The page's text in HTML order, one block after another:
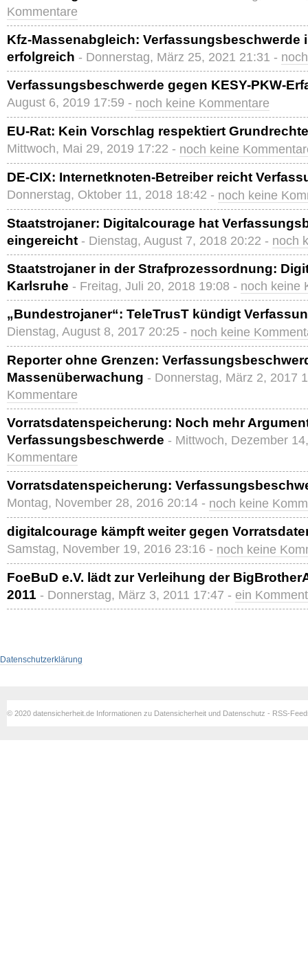
Kommentare
Kfz-Massenabgleich: Verfassungsbeschwerde
erfolgreich - Donnerstag, März 25, 2021 21:31 -
Verfassungsbeschwerde gegen KESY-PKW-
August 6, 2019 17:59 - noch keine Kommentare
EU-Rat: Kein Vorschlag respektiert
Mittwoch, Mai 29, 2019 17:22 - noch keine
DE-CIX: Internetknoten-Betreiber reicht
Donnerstag, Oktober 11, 2018 18:42 - noch keine
Staatstrojaner: Digitalcourage hat
eingereicht - Dienstag, August 7, 2018 20:22 - noch
Staatstrojaner in der Strafprozessordnung:
Karlsruhe - Freitag, Juli 20, 2018 19:08 - noch keine
„Bundestrojaner“: TeleTrusT kündigt
Dienstag, August 8, 2017 20:25 - noch keine
Reporter ohne Grenzen:
Massenüberwachung - Donnerstag, März 2, 2017
Kommentare
Vorratsdatenspeicherung: Noch mehr
Verfassungsbeschwerde - Mittwoch, Dezember
Kommentare
Vorratsdatenspeicherung:
Montag, November 28, 2016 20:14 - noch keine
digitalcourage kämpft weiter gegen
Samstag, November 19, 2016 23:16 - noch keine
FoeBuD e.V. lädt zur Verleihung der
2011 - Donnerstag, März 3, 2011 17:47 - ein
Datenschutzerklärung
© 2020 datensicherheit.de Informationen zu Datensicherheit und Datenschutz - RSS-